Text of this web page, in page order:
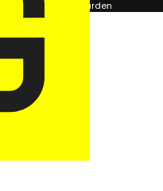
Algemene voorwaarden